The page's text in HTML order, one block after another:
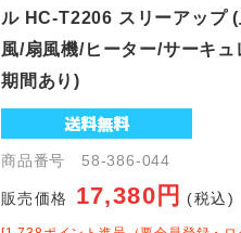
ル HC-T2206 スリーアップ
風/扇風機/ヒーター/サーキ
期間あり)
商品番号 58-386-044
販売価格 17,380円 (税込)